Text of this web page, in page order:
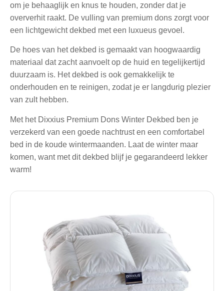
om je behaaglijk en knus te houden, zonder dat je
oververhit raakt. De vulling van premium dons zorgt voor
een lichtgewicht dekbed met een luxueus gevoel.
De hoes van het dekbed is gemaakt van hoogwaardig
materiaal dat zacht aanvoelt op de huid en tegelijkertijd
duurzaam is. Het dekbed is ook gemakkelijk te
onderhouden en te reinigen, zodat je er langdurig plezier
van zult hebben.
Met het Dixxius Premium Dons Winter Dekbed ben je
verzekerd van een goede nachtrust en een comfortabel
bed in de koude wintermaanden. Laat de winter maar
komen, want met dit dekbed blijf je gegarandeerd lekker
warm!